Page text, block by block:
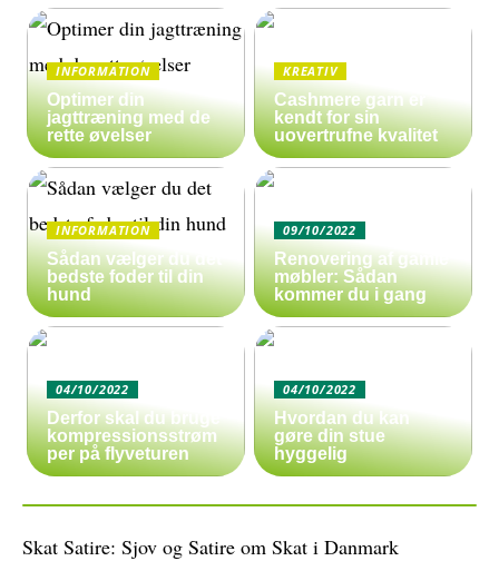
INFORMATION
Optimer din
jagttræning med de
rette øvelser
KREATIV
Cashmere garn er
kendt for sin
uovertrufne kvalitet
INFORMATION
Sådan vælger du det
bedste foder til din
hund
09/10/2022
Renovering af gamle
møbler: Sådan
kommer du i gang
04/10/2022
Derfor skal du bruge
kompressionsstrøm
per på flyveturen
04/10/2022
Hvordan du kan
gøre din stue
hyggelig
Skat Satire: Sjov og Satire om Skat i Danmark